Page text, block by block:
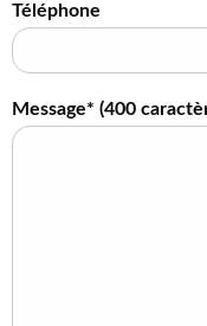
Téléphone
Message* (400